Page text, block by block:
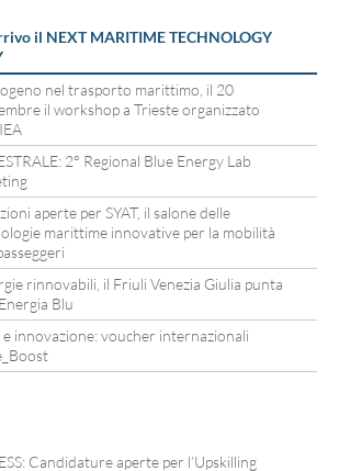
il NEXT MARITIME TECHNOLOGY
nel trasporto marittimo, il 20
il workshop a Trieste organizzato
2° Regional Blue Energy Lab
aperte per SYAT, il salone delle
marittime innovative per la mobilità
rinnovabili, il Friuli Venezia Giulia punta
Blu
e innovazione: voucher internazionali
Candidature aperte per l’Upskilling